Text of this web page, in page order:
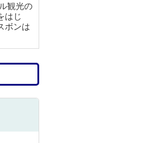
観光の
はじ
ボンは